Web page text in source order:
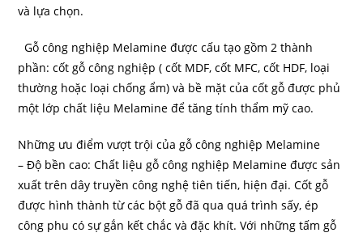
và lựa chọn.
Gỗ công nghiệp Melamine được cấu tạo gồm 2 thành
phần: cốt gỗ công nghiệp ( cốt MDF, cốt MFC, cốt HDF, loại
thường hoặc loại chống ẩm) và bề mặt của cốt gỗ được phủ
một lớp chất liệu Melamine để tăng tính thẩm mỹ cao.
Những ưu điểm vượt trội của gỗ công nghiệp Melamine
– Độ bền cao: Chất liệu gỗ công nghiệp Melamine được sản
xuất trên dây truyền công nghệ tiên tiến, hiện đại. Cốt gỗ
được hình thành từ các bột gỗ đã qua quá trình sấy, ép
công phu có sự gắn kết chắc và đặc khít. Với những tấm gỗ